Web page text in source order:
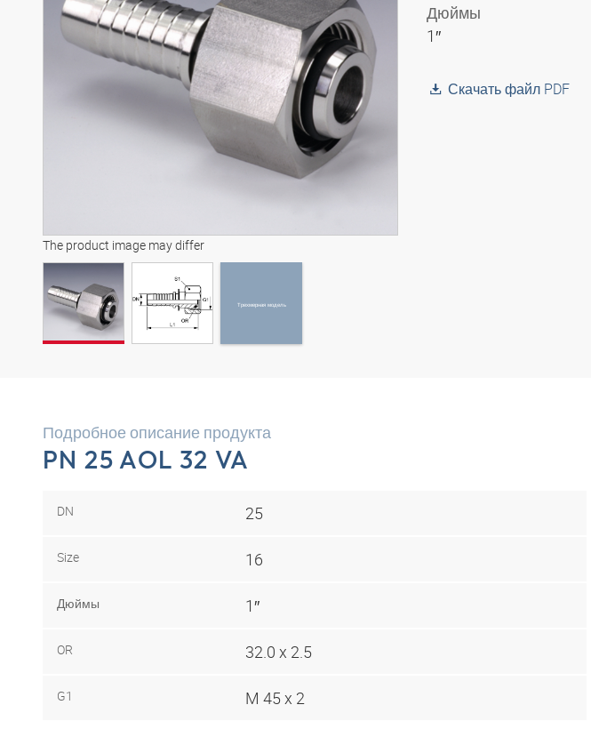
The product image may differ
Трехмерная модель
Трехмерная модель
Дюймы
1″
Скачать файл PDF
Подробное описание продукта
PN 25 AOL 32 VA
DN 25
Size 16
Дюймы 1″
OR 32.0 x 2.5
G1 M 45 x 2